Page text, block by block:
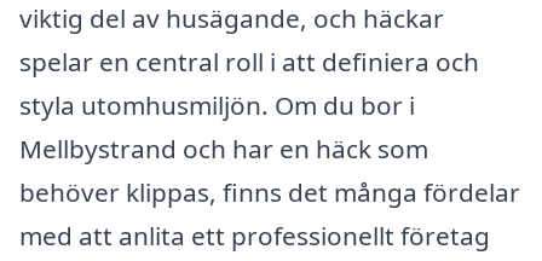
viktig del av husägande, och häckar
spelar en central roll i att definiera och
styla utomhusmiljön. Om du bor i
Mellbystrand och har en häck som
behöver klippas, finns det många fördelar
med att anlita ett professionellt företag